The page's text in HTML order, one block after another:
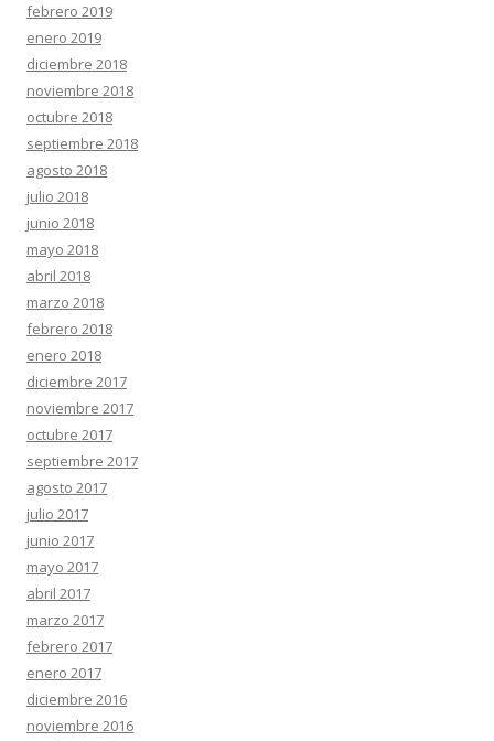
febrero 2019
enero 2019
diciembre 2018
noviembre 2018
octubre 2018
septiembre 2018
agosto 2018
julio 2018
junio 2018
mayo 2018
abril 2018
marzo 2018
febrero 2018
enero 2018
diciembre 2017
noviembre 2017
octubre 2017
septiembre 2017
agosto 2017
julio 2017
junio 2017
mayo 2017
abril 2017
marzo 2017
febrero 2017
enero 2017
diciembre 2016
noviembre 2016